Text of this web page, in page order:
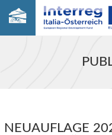
NEUAUFLAGE